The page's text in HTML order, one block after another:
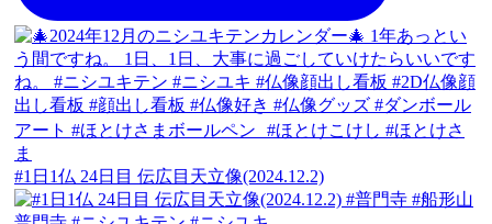
#1日1仏 24日目 伝広目天立像(2024.12.2)